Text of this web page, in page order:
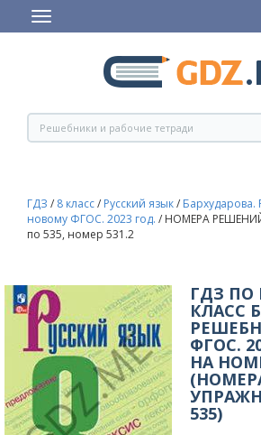
ГДЗ / 8 класс/ Русский язык/
новому ФГОС. 2023 год. / НОМЕРА
по 535, номер 531.2
ГДЗ ПО
КЛАСС
ФГОС.
НА
535)